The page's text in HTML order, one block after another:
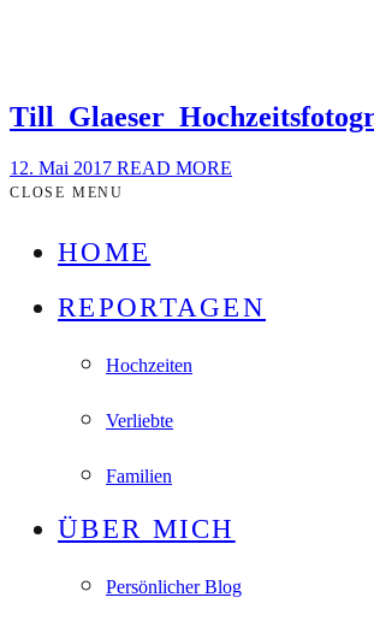
12. Mai 2017 READ MORE
CLOSE MENU
HOME
REPORTAGEN
Hochzeiten
Verliebte
Familien
ÜBER MICH
Persönlicher Blog